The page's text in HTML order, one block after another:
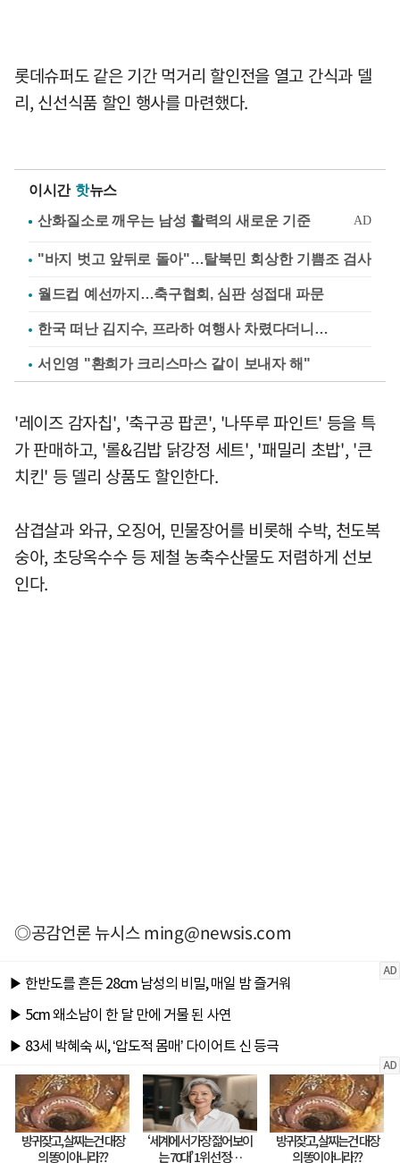
롯데슈퍼도 같은 기간 먹거리 할인전을 열고 간식과 델
리, 신선식품 할인 행사를 마련했다.
이시간 핫뉴스
"바지 벗고 앞뒤로 돌아"…탈북민 회상한 기쁨조 검사
월드컵 예선까지…축구협회, 심판 성접대 파문
한국 떠난 김지수, 프라하 여행사 차렸다더니…
서인영 "환희가 크리스마스 같이 보내자 해"
'레이즈 감자칩', '축구공 팝콘', '나뚜루 파인트' 등을 특
가 판매하고, '롤&김밥 닭강정 세트', '패밀리 초밥', '큰
치킨' 등 델리 상품도 할인한다.
삼겹살과 와규, 오징어, 민물장어를 비롯해 수박, 천도복
숭아, 초당옥수수 등 제철 농축수산물도 저렴하게 선보
인다.
◎공감언론 뉴시스ming@newsis.com